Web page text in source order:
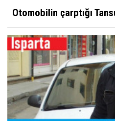
Otomobilin çarptığı